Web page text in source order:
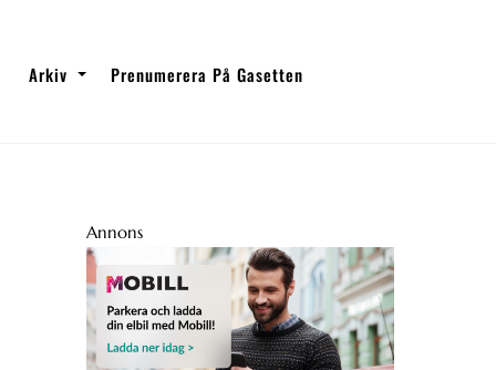
Arkiv Prenumerera På Gasetten
Annons